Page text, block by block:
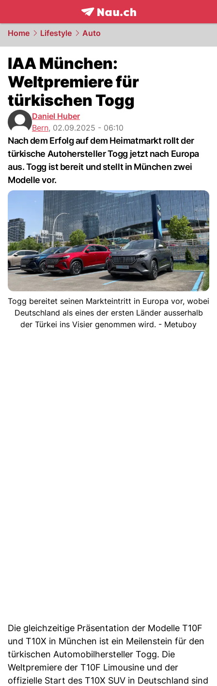
frontpage.NAU.ch
Home Lifestyle Auto
IAA München:
Weltpremiere für
türkischen Togg
Daniel Huber
Bern, 02.09.2025 - 06:10
Nach dem Erfolg auf dem Heimatmarkt rollt der
türkische Autohersteller Togg jetzt nach Europa
aus. Togg ist bereit und stellt in München zwei
Modelle vor.
Togg bereitet seinen Markteintritt in Europa vor, wobei
Deutschland als eines der ersten Länder ausserhalb
der Türkei ins Visier genommen wird. - Metuboy
Die gleichzeitige Präsentation der Modelle T10F
und T10X in München ist ein Meilenstein für den
türkischen Automobilhersteller Togg. Die
Weltpremiere der T10F Limousine und der
offizielle Start des T10X SUV in Deutschland sind